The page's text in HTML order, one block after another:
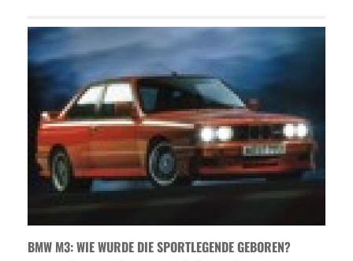
BMW M3: WIE WURDE DIE SPORTLEGENDE GEBOREN?